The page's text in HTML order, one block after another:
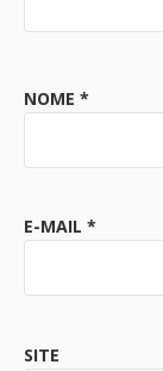
NOME *
E-MAIL *
SITE